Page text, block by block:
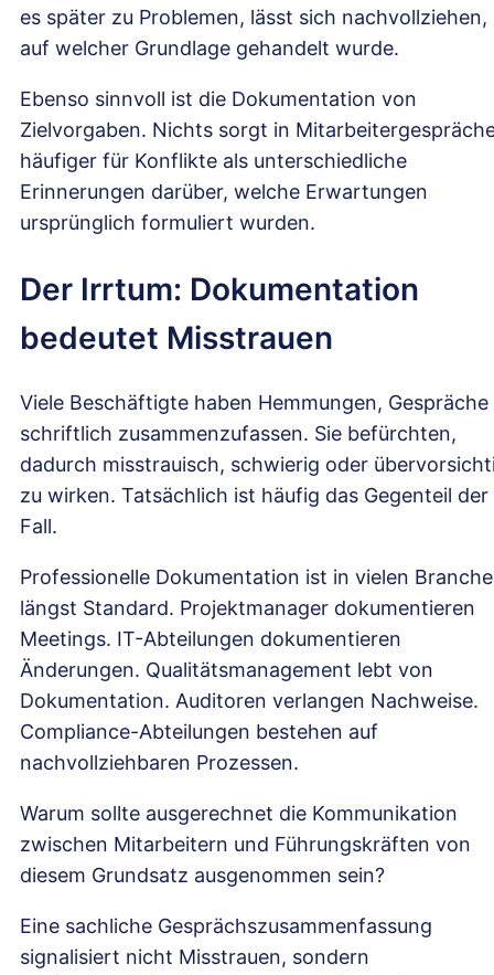
es später zu Problemen, lässt sich nachvollziehen,
auf welcher Grundlage gehandelt wurde.
Ebenso sinnvoll ist die Dokumentation von
Zielvorgaben. Nichts sorgt in
häufiger für Konflikte als unterschiedliche
Erinnerungen darüber, welche Erwartungen
ursprünglich formuliert wurden.
Der Irrtum: Dokumentation
bedeutet Misstrauen
Viele Beschäftigte haben Hemmungen, Gespräche
schriftlich zusammenzufassen. Sie befürchten,
dadurch misstrauisch, schwierig oder
zu wirken. Tatsächlich ist häufig das Gegenteil der
Fall.
Professionelle Dokumentation ist in vielen
längst Standard. Projektmanager dokumentieren
Meetings. IT-Abteilungen dokumentieren
Änderungen. Qualitätsmanagement lebt von
Dokumentation. Auditoren verlangen Nachweise.
Compliance-Abteilungen bestehen auf
nachvollziehbaren Prozessen.
Warum sollte ausgerechnet die Kommunikation
zwischen Mitarbeitern und Führungskräften von
diesem Grundsatz ausgenommen sein?
Eine sachliche Gesprächszusammenfassung
signalisiert nicht Misstrauen, sondern